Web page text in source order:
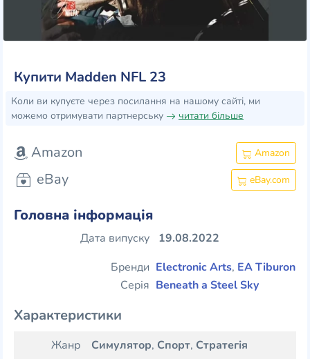
Купити Madden NFL 23
Коли ви купуєте через посилання на нашому сайті, ми
можемо отримувати партнерську
читати більше
Amazon Amazon
eBay eBay.com
Головна інформація
Дата випуску
19.08.2022
Бренди Electronic Arts, EA Tiburon
Серія Beneath a Steel Sky
Характеристики
Жанр Симулятор, Спорт, Стратегія